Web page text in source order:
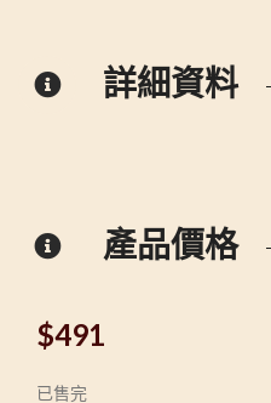
詳細資料
產品價格
$491
已售完